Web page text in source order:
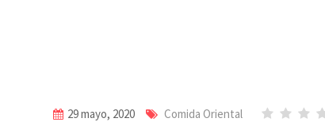
29 mayo, 2020 Comida Oriental